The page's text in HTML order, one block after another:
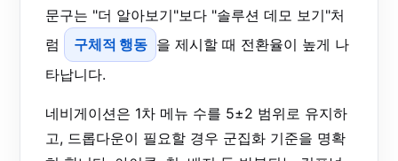
문구는 "더 알아보기"보다 "솔루션 데모 보기"처
럼
구체적 행동 을 제시할 때 전환율이 높게 나
타납니다.
네비게이션은 1차 메뉴 수를 5±2 범위로 유지하
고, 드롭다운이 필요할 경우 군집화 기준을 명확